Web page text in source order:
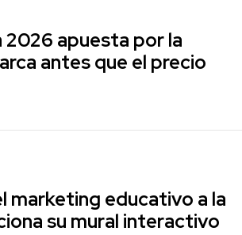
apuesta por la
antes que el precio
marketing educativo a la
su mural interactivo